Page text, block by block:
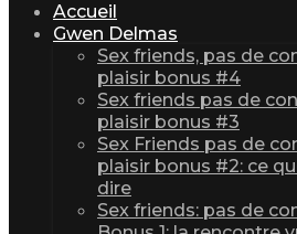
Accueil
Gwen Delmas
Sex friends, pas de
plaisir bonus #4
Sex friends pas de
plaisir bonus #3
Sex Friends pas de
plaisir bonus #2: ce
dire
Sex friends: pas de